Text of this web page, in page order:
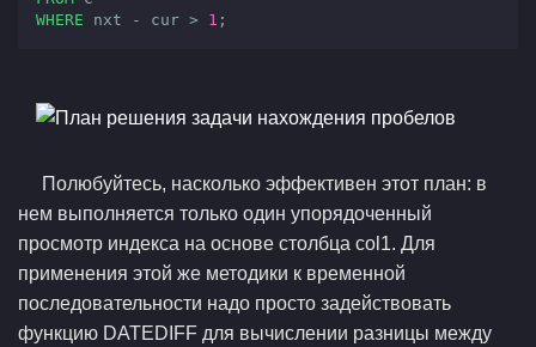
WHERE nxt - cur > 1 ;
Полюбуйтесь, насколько эффективен этот план: в
нем выполняется только один упорядоченный
просмотр индекса на основе столбца col1. Для
применения этой же методики к временной
последовательности надо просто задействовать
функцию DATEDIFF для вычислении разницы между